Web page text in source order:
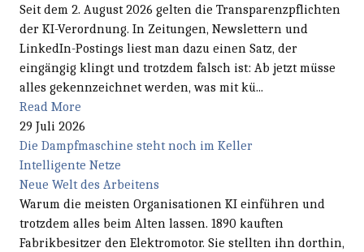
Seit dem 2. August 2026 gelten die Transparenzpflichten
der KI-Verordnung. In Zeitungen, Newslettern und
LinkedIn-Postings liest man dazu einen Satz, der
eingängig klingt und trotzdem falsch ist: Ab jetzt müsse
alles gekennzeichnet werden, was mit kü...
Read More
29 Juli 2026
Die Dampfmaschine steht noch im Keller
Intelligente Netze
Neue Welt des Arbeitens
Warum die meisten Organisationen KI einführen und
trotzdem alles beim Alten lassen. 1890 kauften
Fabrikbesitzer den Elektromotor. Sie stellten ihn dorthin,